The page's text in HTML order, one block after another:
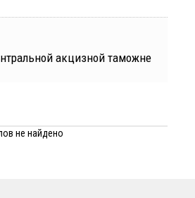
акцизной таможне
не найдено